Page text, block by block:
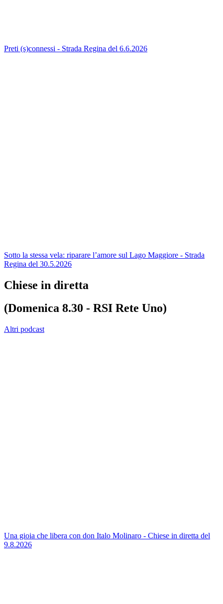
Preti (s)connessi - Strada Regina del 6.6.2026
Sotto la stessa vela: riparare l’amore sul Lago Maggiore - Strada
Regina del 30.5.2026
Chiese in diretta
(Domenica 8.30 - RSI Rete Uno)
Altri podcast
Una gioia che libera con don Italo Molinaro - Chiese in diretta del
9.8.2026